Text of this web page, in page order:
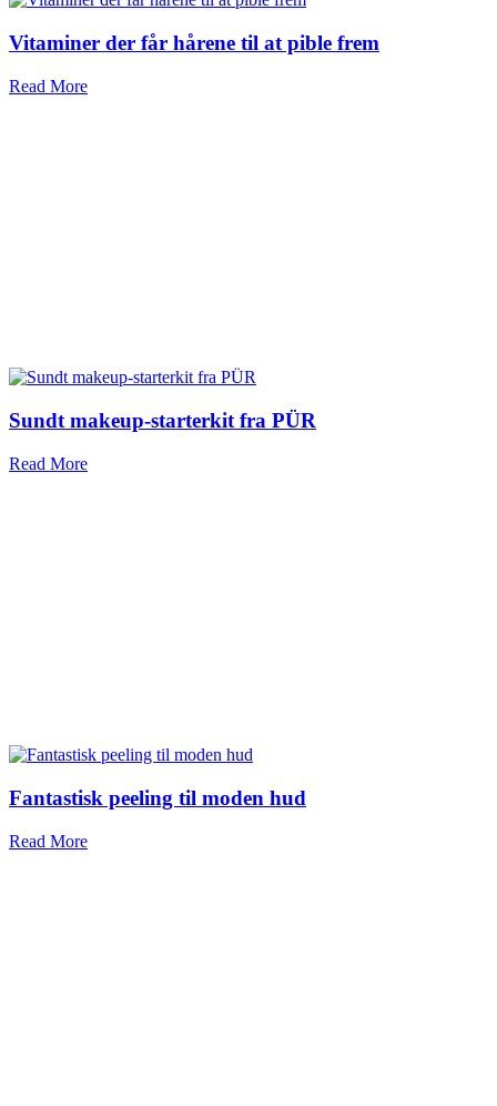
Vitaminer der får hårene til at pible frem
Read More
Sundt makeup-starterkit fra PÜR
Read More
Fantastisk peeling til moden hud
Read More